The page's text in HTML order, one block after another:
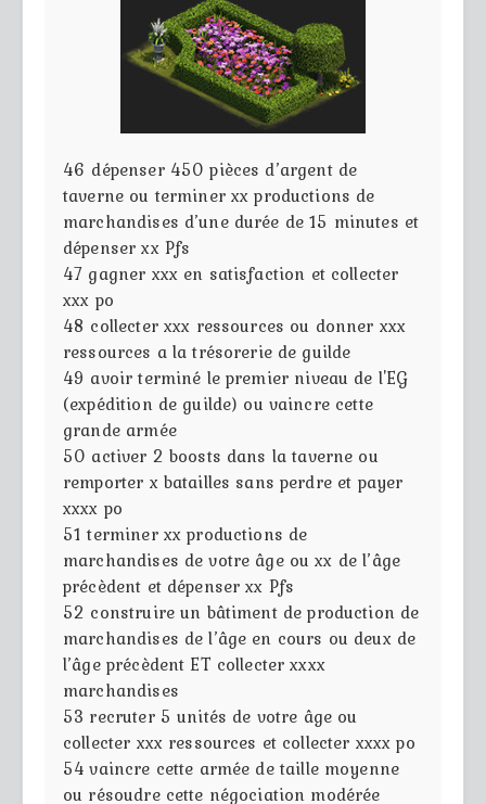
46 dépenser 450 pièces d’argent de
taverne ou terminer xx productions de
marchandises d’une durée de 15 minutes et
dépenser xx Pfs
47 gagner xxx en satisfaction et collecter
xxx po
48 collecter xxx ressources ou donner xxx
ressources a la trésorerie de guilde
49 avoir terminé le premier niveau de l'EG
(expédition de guilde) ou vaincre cette
grande armée
50 activer 2 boosts dans la taverne ou
remporter x batailles sans perdre et payer
xxxx po
51terminer xx productions de
marchandises de votre âge ou xx de l’âge
précèdent et dépenser xx Pfs
52 construire un bâtiment de production de
marchandises de l’âge en cours ou deux de
l’âge précèdent ET collecter xxxx
marchandises
53 recruter 5 unités de votre âge ou
collecter xxx ressources et collecter xxxx po
54 vaincre cette armée de taille moyenne
ou résoudre cette négociation modérée